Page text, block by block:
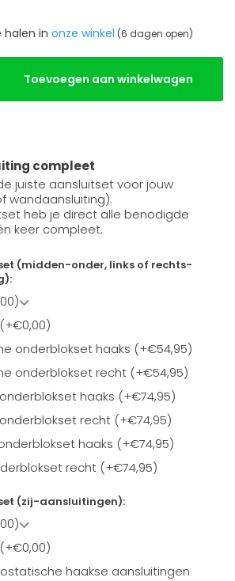
halen in onze winkel (6 dagen open)
Toevoegen aan winkelwagen
compleet
juiste aansluitset voor jouw
wandaansluiting).
heb je direct alle benodigde
keer compleet.
(midden-onder, links of rechts-
onderblokset haaks (+€54,95)
onderblokset recht (+€54,95)
haaks (+€74,95)
recht (+€74,95)
haaks (+€74,95)
recht (+€74,95)
(zij-aansluitingen):
haakse aansluitingen